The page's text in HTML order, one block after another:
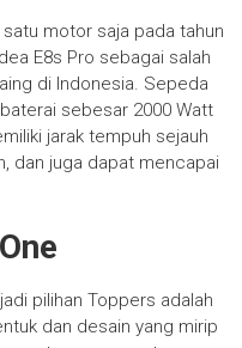
motor saja pada tahun
E8s Pro sebagai salah
di Indonesia. Sepeda
sebesar 2000 Watt
jarak tempuh sejauh
dan juga dapat mencapai
pilihan Toppers adalah
dan desain yang mirip